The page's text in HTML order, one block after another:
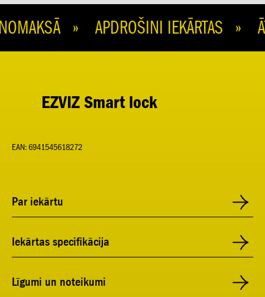
» APDROŠINI IEKĀRTAS »
EZVIZ Smart lock
EAN: 6941545618272
Par iekārtu
Iekārtas specifikācija
Līgumi un noteikumi